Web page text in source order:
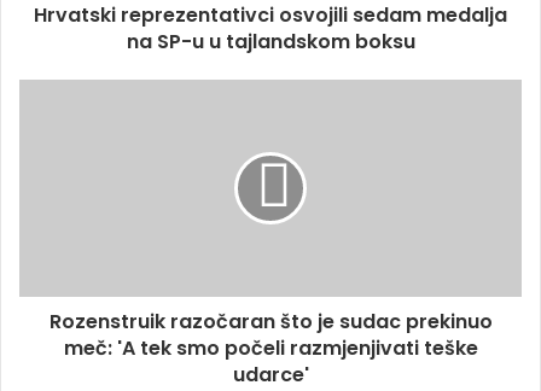
Hrvatski reprezentativci osvojili sedam medalja
na SP-u u tajlandskom boksu
Rozenstruik razočaran što je sudac prekinuo
meč: 'A tek smo počeli razmjenjivati teške
udarce'